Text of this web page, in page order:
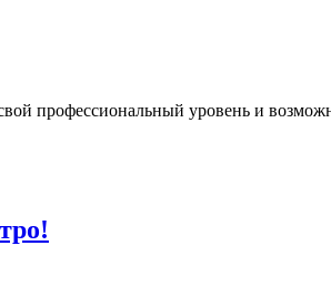
профессиональный уровень и